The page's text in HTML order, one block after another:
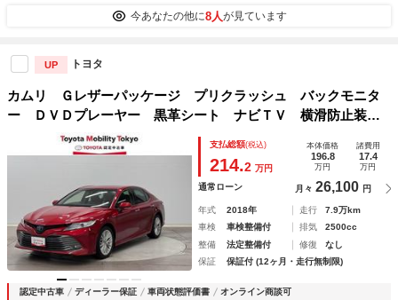
今あなたの他に8人が見ています
UP トヨタ
カムリ Ｇレザーパッケージ プリクラッシュ バックモニタ
ー ＤＶＤプレーヤー 黒革シート ナビＴＶ 横滑防止装
置 盗難防止システム 電動シート メモリ－ナビ ＬＥＤラ
ンプ スマートキー オートクルーズ ドライブレコーダ Ｅ
支払総額(税込)
214.2 万円
本体価格
196.8
万円
諸費用
17.4
万円
通常ローン 月々 26,100 円
年式 2018年 走行
7.9万km
車検
車検整備付 排気
2500cc
整備
法定整備付 修復
なし
保証
保証付 (12ヶ月・走行無制限)
認定中古車 ディーラー保証 車両状態評価書 オンライン商談可